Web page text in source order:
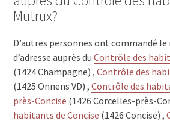
Mutrux?
D’autres personnes ont commandé
d’adresse auprès duContrôle des
(1424 Champagne) ,Contrôle des
(1425 Onnens VD) ,Contrôle des
près-Concise (1426 Corcelles-près-
habitants de Concise (1426 Concise) ,